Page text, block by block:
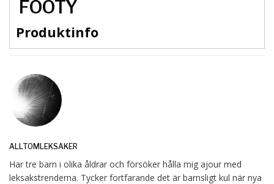
FOOTY
Produktinfo
ALLTOMLEKSAKER
Har tre barn i olika åldrar och försöker hålla mig ajour med
leksakstrenderna. Tycker fortfarande det är barnsligt kul när nya